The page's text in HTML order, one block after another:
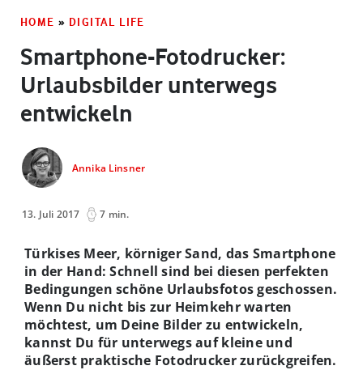
HOME » DIGITAL LIFE
Smartphone-Fotodrucker:
Urlaubsbilder unterwegs
entwickeln
Annika Linsner
13. Juli 2017 7 min.
Türkises Meer, körniger Sand, das Smartphone
in der Hand: Schnell sind bei diesen perfekten
Bedingungen schöne Urlaubsfotos geschossen.
Wenn Du nicht bis zur Heimkehr warten
möchtest, um Deine Bilder zu entwickeln,
kannst Du für unterwegs auf kleine und
äußerst praktische Fotodrucker zurückgreifen.